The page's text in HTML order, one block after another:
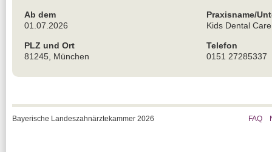
Ab dem
01.07.2026
PLZ und Ort
81245, München
Praxisname/
Kids Dental
Telefon
0151 27285337
Bayerische Landeszahnärztekammer 2026 FAQ